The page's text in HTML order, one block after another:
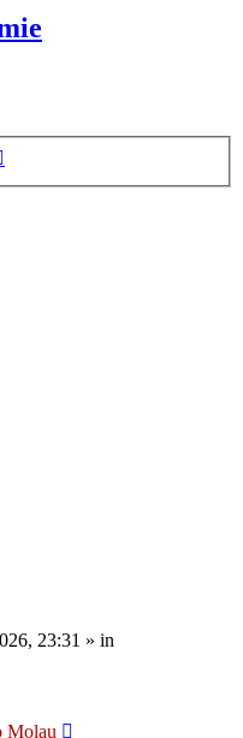
23:31 » in
Molau